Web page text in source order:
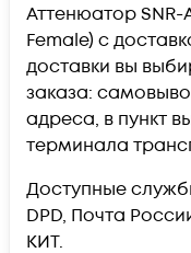
Аттенюатор SNR-
Female) c
доставки вы
заказа:
адреса, в пункт
терминала
Доступные
DPD, Почта
КИТ.